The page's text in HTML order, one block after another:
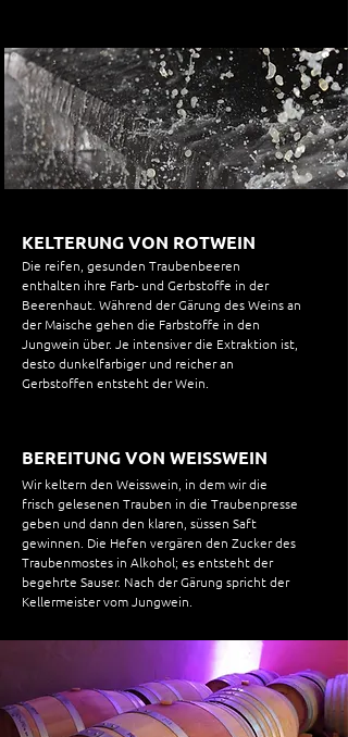
KELTERUNG VON ROTWEIN
Die reifen, gesunden Traubenbeeren
enthalten ihre Farb- und Gerbstoffe in der
Beerenhaut. Während der Gärung des Weins an
der Maische gehen die Farbstoffe in den
Jungwein über. Je intensiver die Extraktion ist,
desto dunkelfarbiger und reicher an
Gerbstoffen entsteht der Wein.
BEREITUNG VON WEISSWEIN
Wir keltern den Weisswein, in dem wir die
frisch gelesenen Trauben in die Traubenpresse
geben und dann den klaren, süssen Saft
gewinnen. Die Hefen vergären den Zucker des
Traubenmostes in Alkohol; es entsteht der
begehrte Sauser. Nach der Gärung spricht der
Kellermeister vom Jungwein.